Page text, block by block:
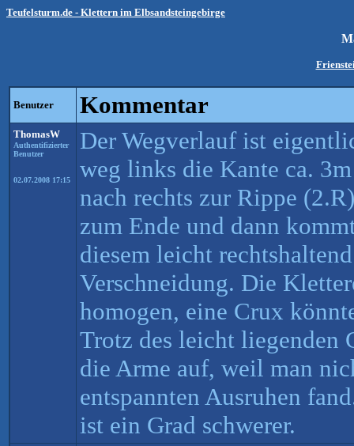
Teufelsturm.de - Klettern im Elbsandsteingebirge
Benutzer Kommentar
ThomasW
Authentifizierter
Benutzer
02.07.2008 17:15
Der Wegverlauf ist
weg links die Kante ca.
nach rechts zur Rippe
zum Ende und dann
diesem leicht
Verschneidung. Die
homogen, eine Crux
Trotz des leicht liegenden
die Arme auf, weil man
entspannten Ausruhen
ist ein Grad schwerer.